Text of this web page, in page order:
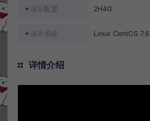
演示配置 2H4G
演示系统 Linux CentOS 7.6
详情介绍